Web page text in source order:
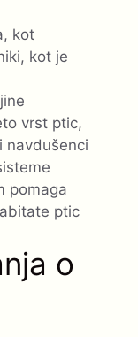
kot
kot je
vrst ptic,
navdušenci
pomaga
ptic
o